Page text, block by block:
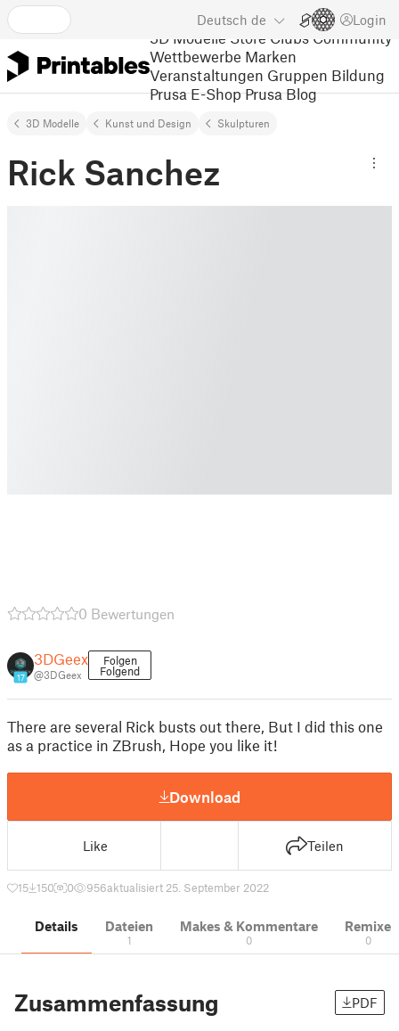
Deutsch de Login
3D Modelle Store Clubs Community
Wettbewerbe Marken
Veranstaltungen Gruppen Bildung
Prusa E-Shop Prusa Blog
3D Modelle Kunst und Design Skulpturen
Rick Sanchez
0 Bewertungen
17
3DGeex
@3DGeex
Folgen
Folgend
There are several Rick busts out there, But I did this one
as a practice in ZBrush, Hope you like it!
Download
Like Teilen
15 150 0 956aktualisiert 25. September 2022
Details Dateien
1
Makes & Kommentare
0
Remixe
0
Zusammenfassung PDF